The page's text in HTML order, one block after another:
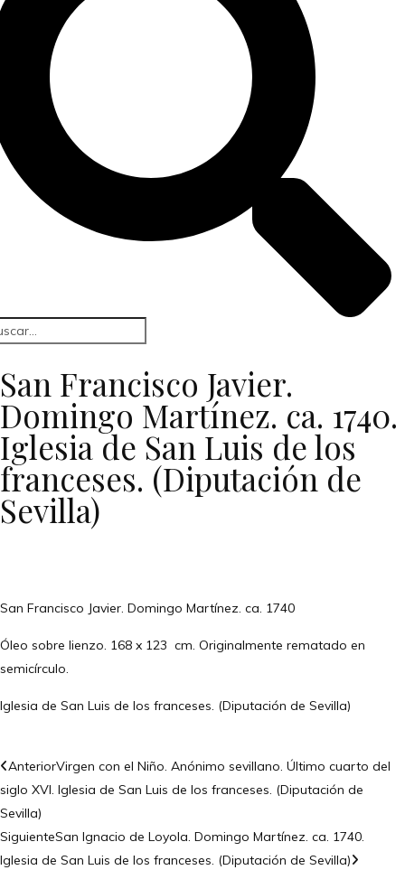
San Francisco Javier.
Domingo Martínez. ca. 1740.
Iglesia de San Luis de los
franceses. (Diputación de
Sevilla)
San Francisco Javier. Domingo Martínez. ca. 1740
Óleo sobre lienzo. 168 x 123 cm. Originalmente rematado en
semicírculo.
Iglesia de San Luis de los franceses. (Diputación de Sevilla)
AnteriorVirgen con el Niño. Anónimo sevillano. Último cuarto del
siglo XVI. Iglesia de San Luis de los franceses. (Diputación de
Sevilla)
SiguienteSan Ignacio de Loyola. Domingo Martínez. ca. 1740.
Iglesia de San Luis de los franceses. (Diputación de Sevilla)